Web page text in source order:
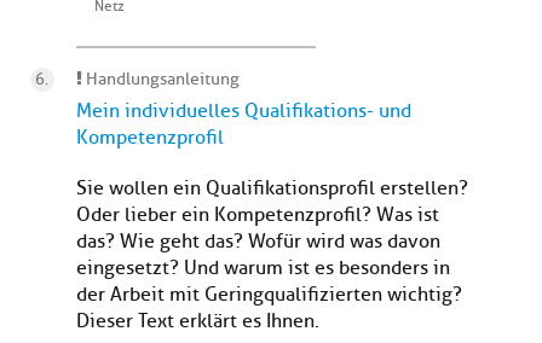
Netz
Handlungsanleitung
Mein individuelles Qualifikations- und
Kompetenzprofil
Sie wollen ein Qualifikationsprofil erstellen?
Oder lieber ein Kompetenzprofil? Was ist
das? Wie geht das? Wofür wird was davon
eingesetzt? Und warum ist es besonders in
der Arbeit mit Geringqualifizierten wichtig?
Dieser Text erklärt es Ihnen.